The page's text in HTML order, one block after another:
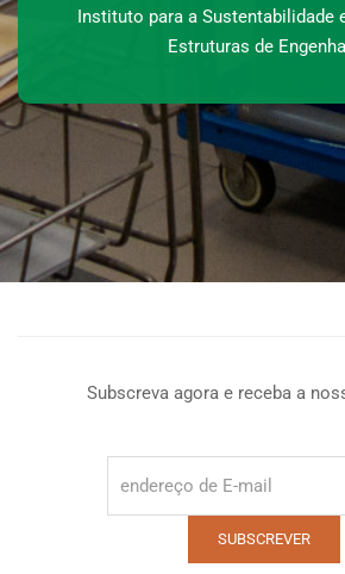
Instituto para a Sustentabilidade
Estruturas de
Subscreva agora e receba a